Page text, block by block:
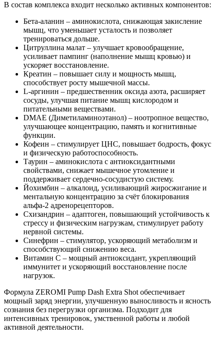
В состав комплекса входит несколько активных компонентов:
Бета-аланин – аминокислота, снижающая закисление
мышц, что уменьшает усталость и позволяет
тренироваться дольше.
Цитруллина малат – улучшает кровообращение,
усиливает пампинг (наполнение мышц кровью) и
ускоряет восстановление.
Креатин – повышает силу и мощность мышц,
способствует росту мышечной массы.
L-аргинин – предшественник оксида азота, расширяет
сосуды, улучшая питание мышц кислородом и
питательными веществами.
DMAE (Диметиламиноэтанол) – ноотропное вещество,
улучшающее концентрацию, память и когнитивные
функции.
Кофеин – стимулирует ЦНС, повышает бодрость, фокус
и физическую работоспособность.
Таурин – аминокислота с антиоксидантными
свойствами, снижает мышечное утомление и
поддерживает сердечно-сосудистую систему.
Йохимбин – алкалоид, усиливающий жиросжигание и
ментальную концентрацию за счёт блокирования
альфа-2 адренорецепторов.
Схизандрин – адаптоген, повышающий устойчивость к
стрессу и физическим нагрузкам, стимулирует работу
нервной системы.
Синефрин – стимулятор, ускоряющий метаболизм и
способствующий снижению веса.
Витамин С – мощный антиоксидант, укрепляющий
иммунитет и ускоряющий восстановление после
нагрузок.
Формула ZEROMI Pump Dash Extra Shot обеспечивает
мощный заряд энергии, улучшенную выносливость и ясность
сознания без перегрузки организма. Подходит для
интенсивных тренировок, умственной работы и любой
активной деятельности.